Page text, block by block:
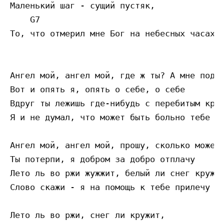
Маленький шаг - сущий пустяк,
G7
То, что отмерил мне Бог на небесных часах
Ангел мой, ангел мой, где ж ты? А мне
Вот и опять я, опять о себе, о себе
Вдруг ты лежишь где-нибудь с перебитым
Я и не думал, что может быть больно тебе
Ангел мой, ангел мой, прошу, сколько
Ты потерпи, я добром за добро отплачу
Лето ль во ржи жужжит, белый ли снег
Слово скажи - я на помощь к тебе прилечу
Лето ль во ржи, снег ли кружит,